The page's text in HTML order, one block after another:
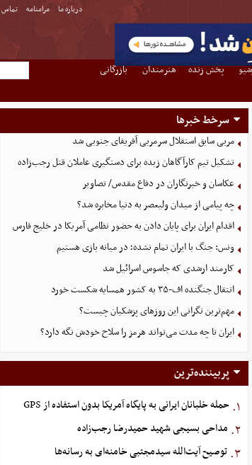
درباره ما مرامنامه تماس
پخش زنده هنرمندان
بازرگانی
سرخط خبرها
مربی سابق استقلال سرمربی آفریقای جنوبی شد
تشکیل تیم کارآگاهان زبده برای دستگیری عاملان قتل رجب‌زاده
عکاسان و خبرنگاران در دفاع مقدس/ تصاویر
چه پیامی از میدان ولیعصر به دنیا مخابره شد؟
اقدام ایران برای پایان دادن به حضور نظامی آمریکا در خلیج فارس
ونس: جنگ با ایران تمام نشده؛ در میانه بازی هستیم
کارمند ارشدی که جاسوس اسرائیل شد
انتقال جنگنده اف-۳۵ به کشور همسایه شکست خورد
مهم‌ترین نگرانی‌ این روزهای پزشکیان چیست؟
ایران تا چه مدت می‌تواند هرمز را سلاح خودش نگه دارد؟
پربیننده‌ترین
۱. حمله خلبانان ایرانی به پایگاه آمریکا بدون استفاده از GPS
۲. مداحی بسیجی شهید حمیدرضا رجب‌زاده
۳. توصیح آیت‌الله سیدمجتبی خامنه‌ای به رسانه‌ها